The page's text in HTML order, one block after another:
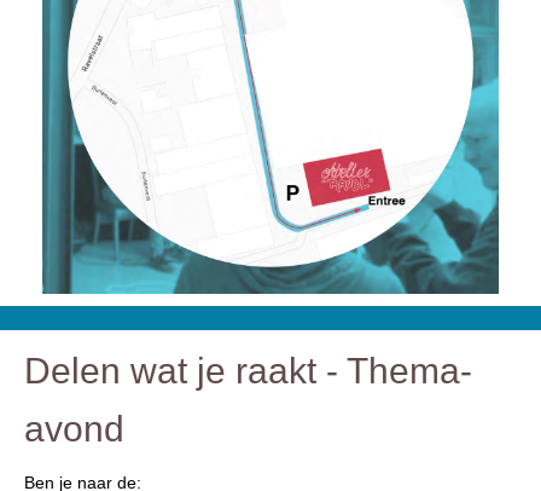
Delen wat je raakt - Thema-
avond
Ben je naar de: